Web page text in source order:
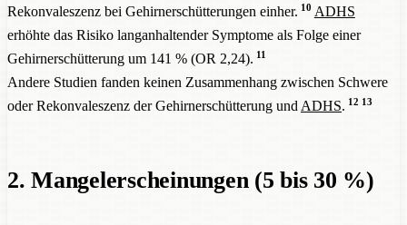
Rekonvaleszenz bei Gehirnerschütterungen einher. 10 ADHS
erhöhte das Risiko langanhaltender Symptome als Folge einer
Gehirnerschütterung um 141 % (OR 2,24). 11
Andere Studien fanden keinen Zusammenhang zwischen Schwere
oder Rekonvaleszenz der Gehirnerschütterung und ADHS. 12 13
2. Mangelerscheinungen (5 bis 30 %)